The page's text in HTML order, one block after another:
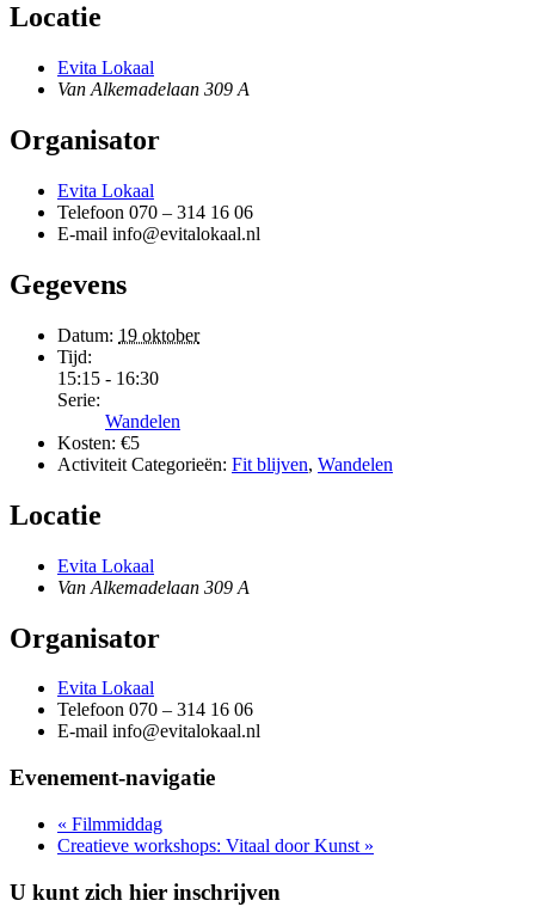
Locatie
Evita Lokaal
Van Alkemadelaan 309 A
Organisator
Evita Lokaal
Telefoon 070 – 314 16 06
E-mail info@evitalokaal.nl
Gegevens
Datum: 19 oktober
Tijd:
15:15 - 16:30
Serie:
Wandelen
Kosten: €5
Activiteit Categorieën: Fit blijven, Wandelen
Locatie
Evita Lokaal
Van Alkemadelaan 309 A
Organisator
Evita Lokaal
Telefoon 070 – 314 16 06
E-mail info@evitalokaal.nl
Evenement-navigatie
« Filmmiddag
Creatieve workshops: Vitaal door Kunst »
U kunt zich hier inschrijven